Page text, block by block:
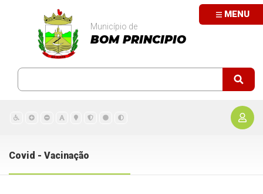
MENU
Município de
BOM PRINCIPIO
Covid - Vacinação